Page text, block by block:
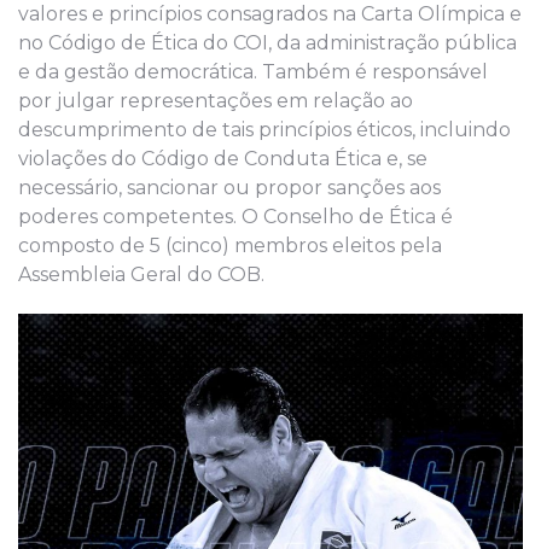
valores e princípios consagrados na Carta Olímpica e
no Código de Ética do COI, da administração pública
e da gestão democrática. Também é responsável
por julgar representações em relação ao
descumprimento de tais princípios éticos, incluindo
violações do Código de Conduta Ética e, se
necessário, sancionar ou propor sanções aos
poderes competentes. O Conselho de Ética é
composto de 5 (cinco) membros eleitos pela
Assembleia Geral do COB.